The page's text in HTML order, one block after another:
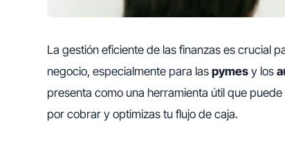
La gestión eficiente de las finanzas es crucial
negocio, especialmente para las pymes y los
presenta como una herramienta útil que
por cobrar y optimizas tu flujo de caja.